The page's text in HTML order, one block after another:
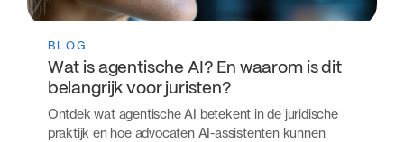
BLOG
Wat is agentische AI? En waarom is dit
belangrijk voor juristen?
Ontdek wat agentische AI betekent in de juridische
praktijk en hoe advocaten AI-assistenten kunnen